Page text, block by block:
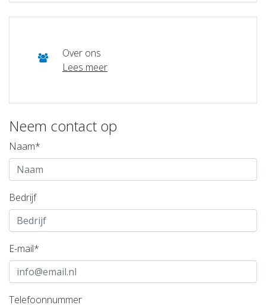
Over ons
Lees meer
Neem contact op
Naam*
Bedrijf
E-mail*
Telefoonnummer